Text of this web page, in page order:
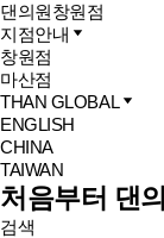
댄의원창원점
지점안내
창원점
마산점
THAN GLOBAL
ENGLISH
CHINA
TAIWAN
처음부터 댄
검색